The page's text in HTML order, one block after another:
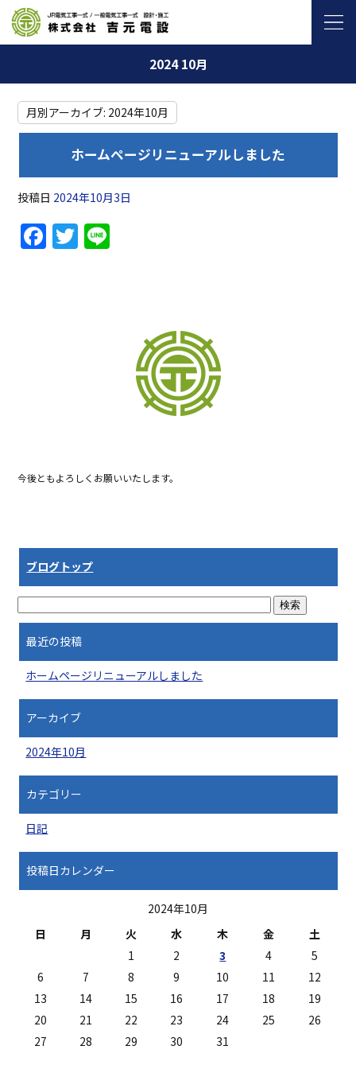
2024 10月
月別アーカイブ: 2024年10月
ホームページリニューアルしました
投稿日 2024年10月3日
F
a
T
w
今後ともよろしくお願いいたします。
ブログトップ
最近の投稿
ホームページリニューアルしました
アーカイブ
2024年10月
カテゴリー
日記
投稿日カレンダー
2024年10月
日
月 火 水 木 金
土
1
2 3 4
5
6
7 8 9 10 11
12
13
14 15 16 17 18
19
20
21 22 23 24 25
26
27
28 29 30 31